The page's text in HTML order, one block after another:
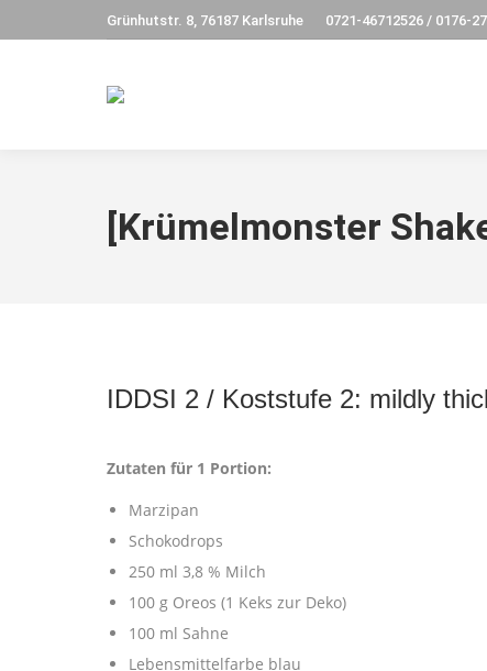
Grünhutstr. 8, 76187 Karlsruhe 0721-46712526 / 0176-
[Krümelmonster
IDDSI 2 / Koststufe 2: mildly
Zutaten für 1 Portion:
Marzipan
Schokodrops
250 ml 3,8 % Milch
100 g Oreos (1 Keks zur Deko)
100 ml Sahne
Lebensmittelfarbe blau